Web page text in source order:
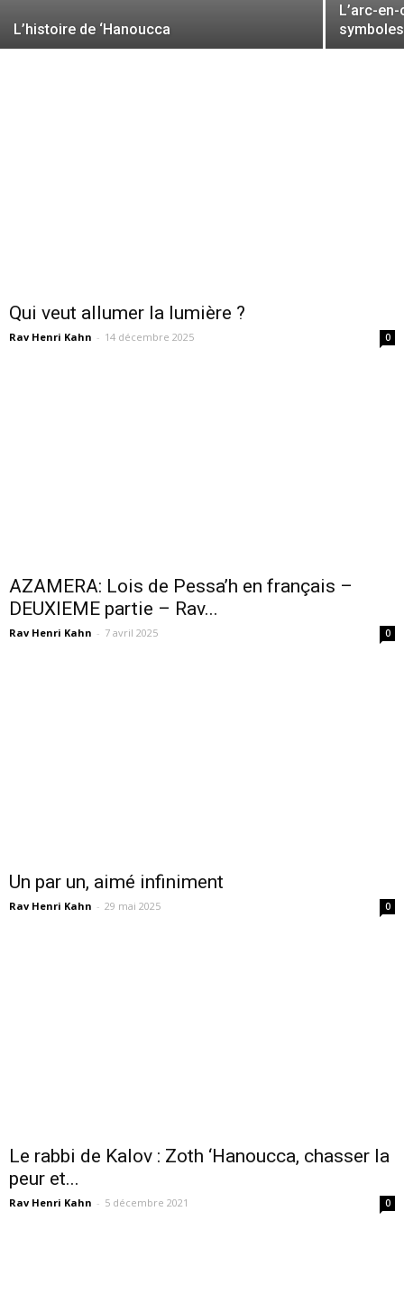
L’histoire de ‘Hanoucca
L’arc-
Qui veut allumer la lumière ?
Rav Henri Kahn - 14 décembre 2025 0
AZAMERA: Lois de Pessa’h en français –
DEUXIEME partie – Rav...
Rav Henri Kahn - 7 avril 2025 0
Un par un, aimé infiniment
Rav Henri Kahn - 29 mai 2025 0
Le rabbi de Kalov : Zoth ‘Hanoucca, chasser la
peur et...
Rav Henri Kahn - 5 décembre 2021 0